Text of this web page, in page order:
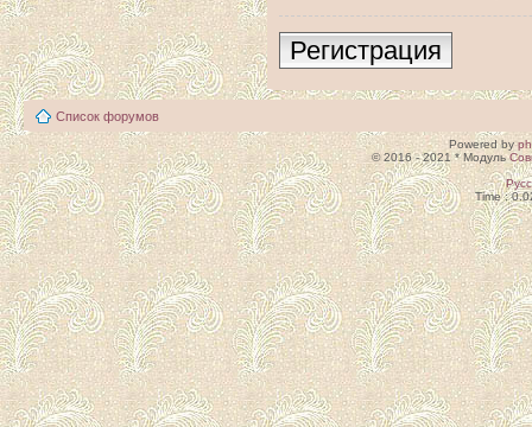
Регистрация
Список форумов
Powered by
© 2016 - 2021 * Модуль
Time :